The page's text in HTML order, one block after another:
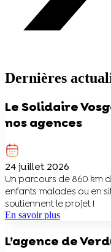
Dernières
Le Solidaire
nos agences
24 juillet 2026
Un parcours de 860 km
enfants malades ou en
soutiennent le projet !
En savoir plus
L’agence de